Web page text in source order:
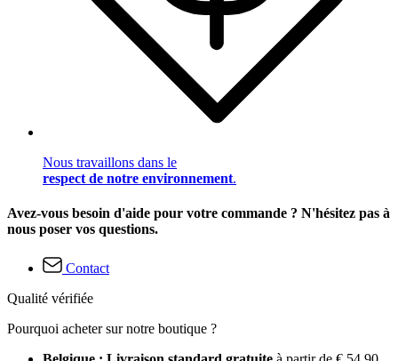
Nous travaillons dans le
respect de notre environnement.
Avez-vous besoin d'aide pour votre commande ? N'hésitez pas à
nous poser vos questions.
Contact
Qualité vérifiée
Pourquoi acheter sur notre boutique ?